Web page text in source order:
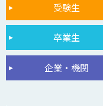
受験生
卒業生
企業・機関